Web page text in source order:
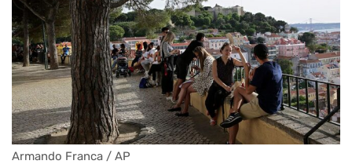
Armando Franca / AP